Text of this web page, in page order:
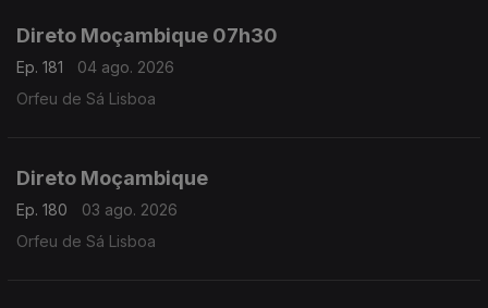
Direto Moçambique 07h30
Ep. 181
04 ago. 2026
Orfeu de Sá Lisboa
Direto Moçambique
Ep. 180
03 ago. 2026
Orfeu de Sá Lisboa